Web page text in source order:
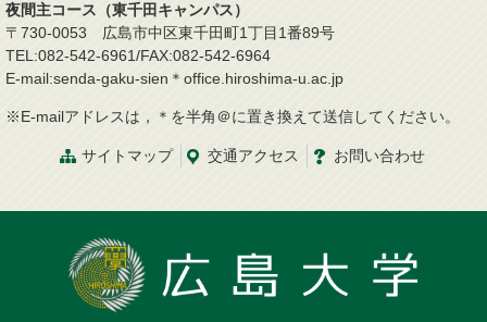
夜間主コース（東千田キャンパス）
〒730-0053 広島市中区東千田町1丁目1番89号
TEL:082-542-6961/FAX:082-542-6964
E-mail:senda-gaku-sien＊office.hiroshima-u.ac.jp
※E-mailアドレスは，＊を半角＠に置き換えて送信してください。
サイトマップ 交通アクセス お問い合わせ